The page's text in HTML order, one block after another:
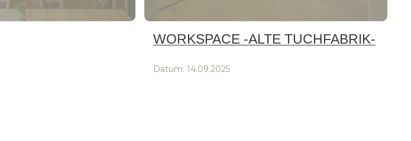
WORKSPACE -ALTE TUCHFABRIK-
Datum: 14.09.2025